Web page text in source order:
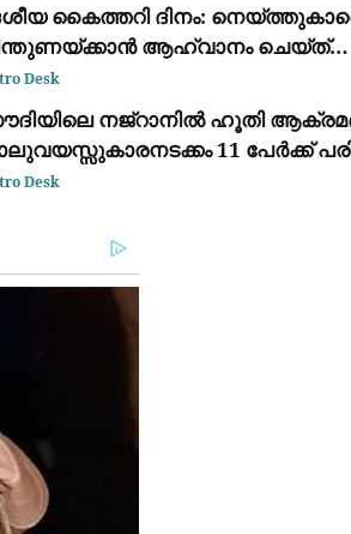
കൈത്തറി ദിനം:
ആഹ്വാനം ചെയ്ത്
നരേന്ദ്ര മോദി
Desk
നജ്‌റാനിൽ ഹൂതി
11 പേർക്ക്
Desk